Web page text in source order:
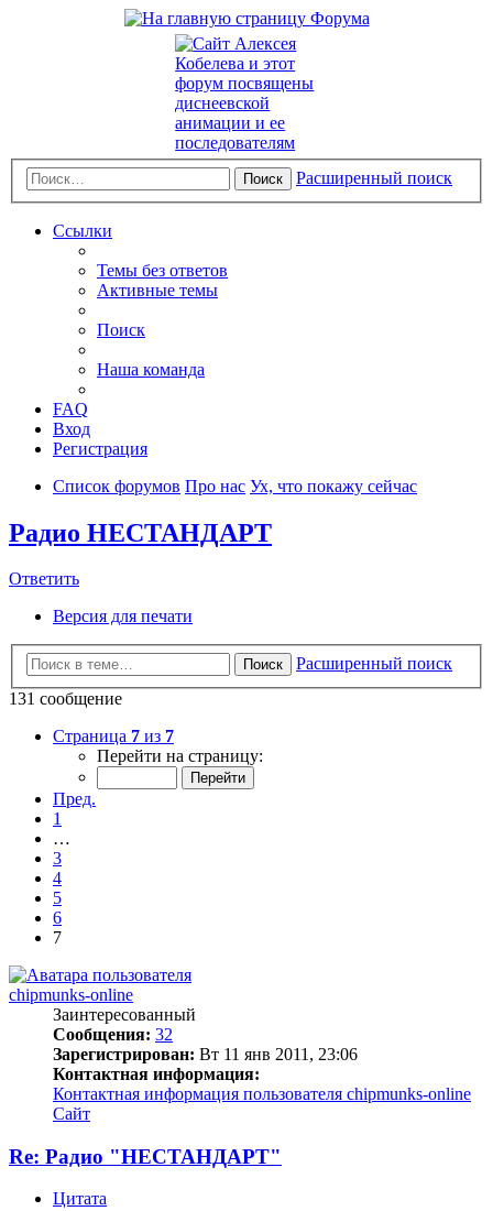
Поиск Расширенный поиск
Ссылки
Темы без ответов
Активные темы
Поиск
Наша команда
FAQ
Вход
Регистрация
Список форумов Про нас Ух, что покажу сейчас
Радио НЕСТАНДАРТ
Ответить
Версия для печати
Поиск
Расширенный поиск
131 сообщение
Страница 7 из 7
Перейти на страницу:
Пред.
1
…
3
4
5
6
7
chipmunks-online
Заинтересованный
Сообщения: 32
Зарегистрирован: Вт 11 янв 2011, 23:06
Контактная информация:
Контактная информация пользователя chipmunks-online
Сайт
Re: Радио "НЕСТАНДАРТ"
Цитата